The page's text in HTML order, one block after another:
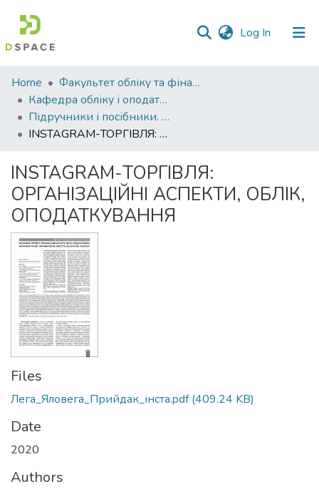
Log In (current)
Communities
&
Collections
Statistics
Home
Факультет обліку та фінансів
Кафедра обліку і оподаткування
Підручники і посібники. Кафедра обліку і оподаткування
INSTAGRAM-ТОРГІВЛЯ: ОРГАНІЗАЦІЙНІ АСПЕКТИ, ОБЛІК, ОПОДАТКУВАННЯ
INSTAGRAM-ТОРГІВЛЯ:
ОРГАНІЗАЦІЙНІ АСПЕКТИ, ОБЛІК,
ОПОДАТКУВАННЯ
Files
Лега_Яловега_Прийдак_інста.pdf(409.24 KB)
Date
2020
Authors